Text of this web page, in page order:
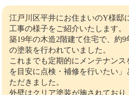
江戸川区平井にお住まいのY様邸
工事の様子をご紹介いたします。
築19年の木造2階建て住宅で、約
の塗装を行われていました。
これまでも定期的にメンテナン
を目安に点検・補修を行いたい
ただきました。
外壁はクリア塗装が施されており